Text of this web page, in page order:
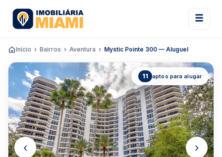
Início Bairros Aventura Mystic Pointe 300 — Aluguel
11 aptos para alugar
‹ ›